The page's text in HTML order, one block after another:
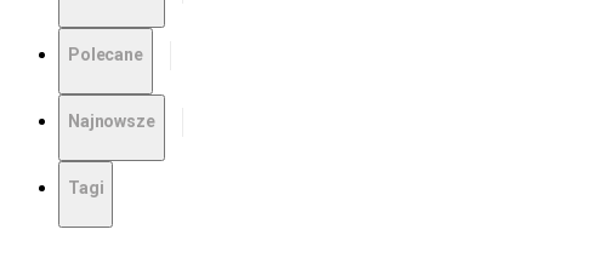
Polecane
Najnowsze
Tagi